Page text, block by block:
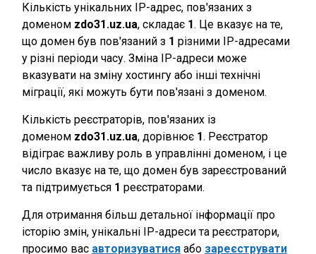
Кількість унікальних IP-адрес, пов'язаних з
доменом zdo31.uz.ua, складає 1. Це вказує на те,
що домен був пов'язаний з 1 різними IP-адресами
у різні періоди часу. Зміна IP-адреси може
вказувати на зміну хостингу або інші технічні
міграції, які можуть бути пов'язані з доменом.
Кількість реєстраторів, пов'язаних із
доменом zdo31.uz.ua, дорівнює 1. Реєстратор
відіграє важливу роль в управлінні доменом, і це
число вказує на те, що домен був зареєстрований
та підтримується 1 реєстраторами.
Для отримання більш детальної інформації про
історію змін, унікальні IP-адреси та реєстратори,
просимо вас авторизуватися або зареєструвати